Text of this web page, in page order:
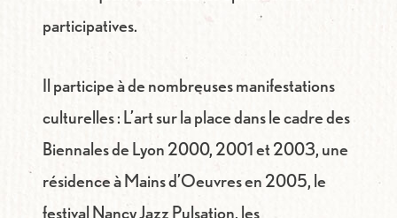
participatives.
Il participe à de nombreuses manifestations
culturelles : L’art sur la place dans le cadre des
Biennales de Lyon 2000, 2001 et 2003, une
résidence à Mains d’Oeuvres en 2005, le
festival Nancy Jazz Pulsation, les